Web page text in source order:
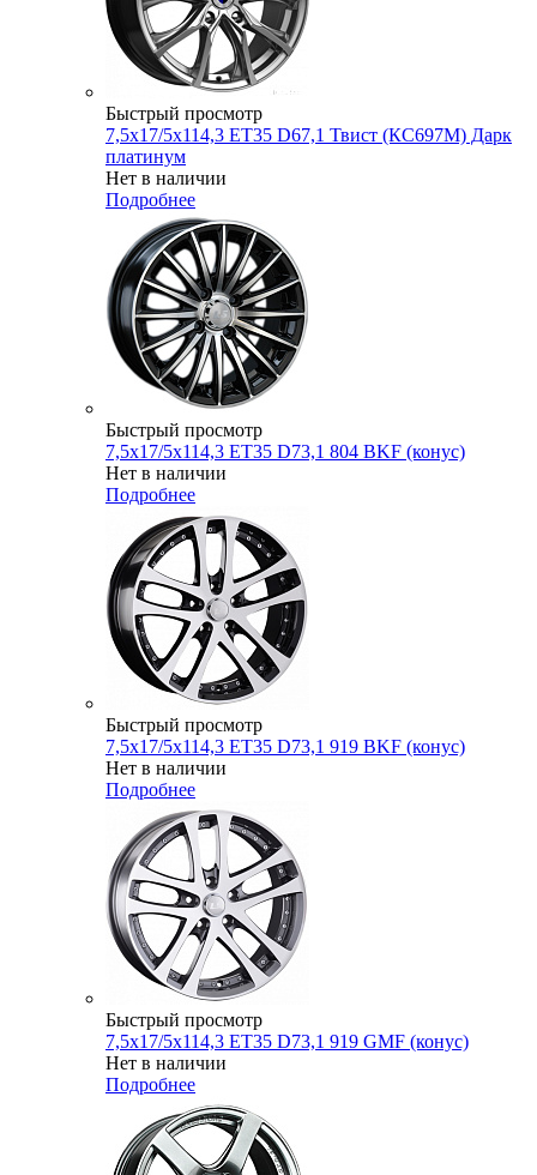
Быстрый просмотр
7,5x17/5x114,3 ET35 D67,1 Твист (КС697М) Дарк
платинум
Нет в наличии
Подробнее
Быстрый просмотр
7,5x17/5x114,3 ET35 D73,1 804 BKF (конус)
Нет в наличии
Подробнее
Быстрый просмотр
7,5x17/5x114,3 ET35 D73,1 919 BKF (конус)
Нет в наличии
Подробнее
Быстрый просмотр
7,5x17/5x114,3 ET35 D73,1 919 GMF (конус)
Нет в наличии
Подробнее